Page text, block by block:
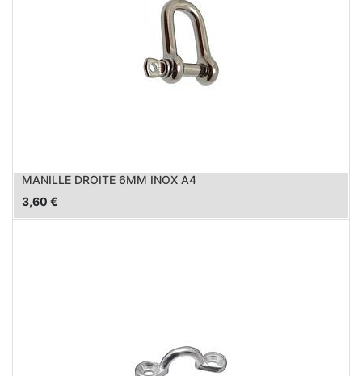
MANILLE DROITE 6MM INOX A4
3,60 €